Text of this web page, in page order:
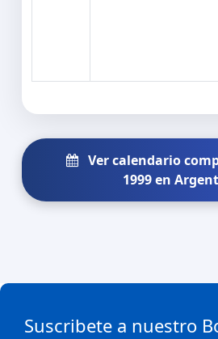
Ver calendario
1999 en
Suscribete a nuestro